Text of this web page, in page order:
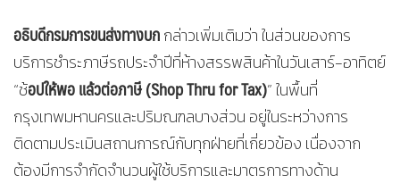
อธิบดีกรมการขนส่งทางบกกล่าวเพิ่มเติมว่า ในส่วนของการ
บริการชำระภาษีรถประจำปีที่ห้างสรรพสินค้าในวันเสาร์-อาทิตย์
“ช้อปให้พอ แล้วต่อภาษี (Shop Thru for Tax)” ในพื้นที่
กรุงเทพมหานครและปริมณฑลบางส่วน อยู่ในระหว่างการ
ติดตามประเมินสถานการณ์กับทุกฝ่ายที่เกี่ยวข้อง เนื่องจาก
ต้องมีการจำกัดจำนวนผู้ใช้บริการและมาตรการทางด้าน